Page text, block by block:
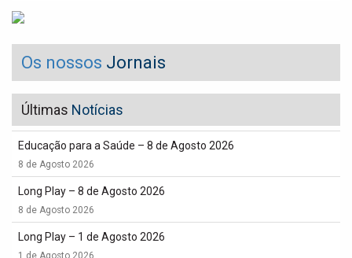
Os nossos Jornais
Últimas Notícias
Educação para a Saúde – 8 de Agosto 2026
8 de Agosto 2026
Long Play – 8 de Agosto 2026
8 de Agosto 2026
Long Play – 1 de Agosto 2026
1 de Agosto 2026